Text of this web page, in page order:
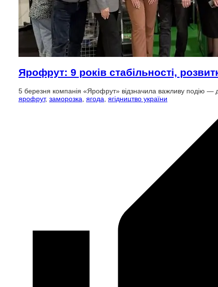
Ярофрут: 9 років стабільності,
5 березня компанія «Ярофрут» відзначила важливу подію —
ярофрут, заморозка ягода ягідництво україни